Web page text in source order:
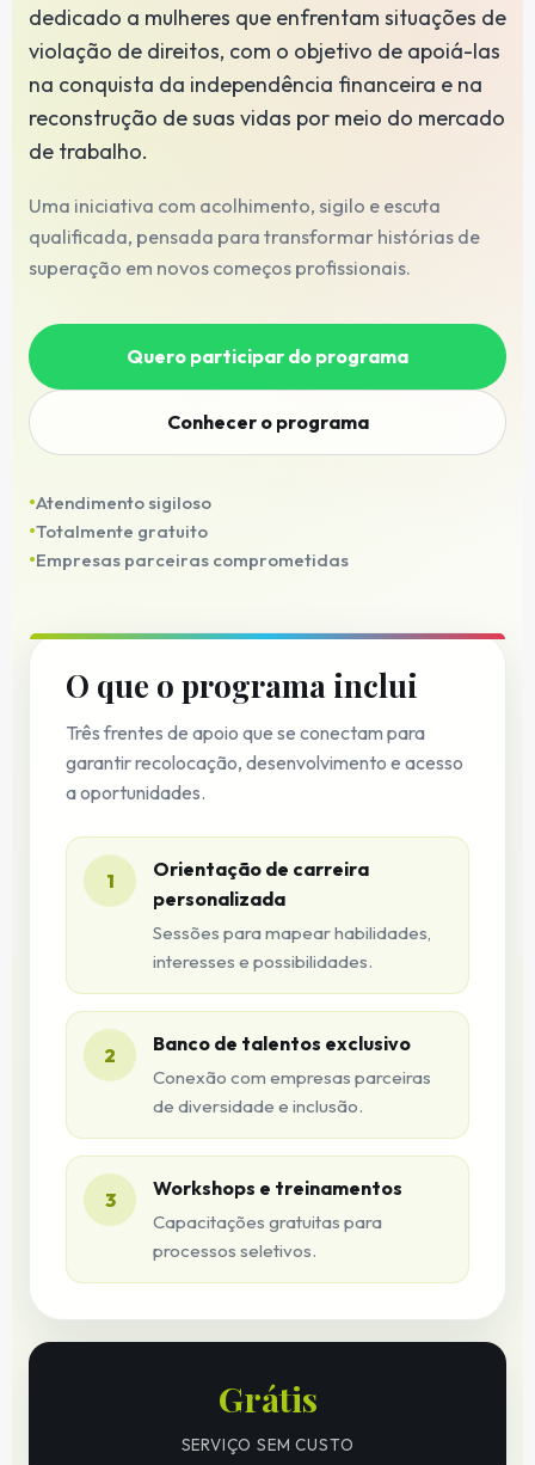
dedicado a mulheres que enfrentam situações de
violação de direitos, com o objetivo de apoiá-las
na conquista da independência financeira e na
reconstrução de suas vidas por meio do mercado
de trabalho.
Uma iniciativa com acolhimento, sigilo e escuta
qualificada, pensada para transformar histórias de
superação em novos começos profissionais.
Quero participar do programa
Conhecer o programa
Atendimento sigiloso
Totalmente gratuito
Empresas parceiras comprometidas
O que o programa inclui
Três frentes de apoio que se conectam para
garantir recolocação, desenvolvimento e acesso
a oportunidades.
1
Orientação de carreira
personalizada
Sessões para mapear habilidades,
interesses e possibilidades.
2 Banco de talentos exclusivo
Conexão com empresas parceiras
de diversidade e inclusão.
3 Workshops e treinamentos
Capacitações gratuitas para
processos seletivos.
Grátis
SERVIÇO SEM CUSTO